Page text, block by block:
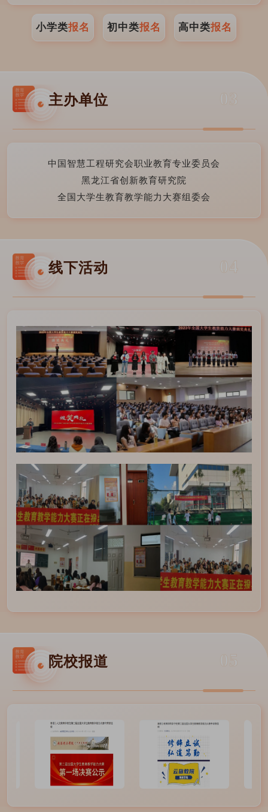
小学类报名 初中类报名 高中类报名
主办单位 03
中国智慧工程研究会职业教育专业委员会
黑龙江省创新教育研究院
全国大学生教育教学能力大赛组委会
线下活动 04
院校报道 05